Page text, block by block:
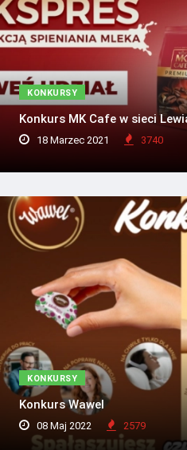
KONKURSY
Konkurs MK Cafe w sieci
18 Marzec 2021 3740
KONKURSY
Konkurs Wawel
08 Maj 2022 2579